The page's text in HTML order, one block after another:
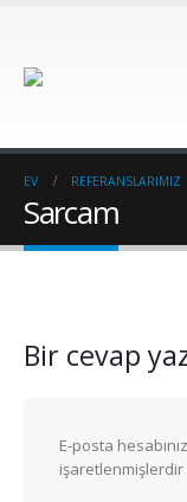
EV REFERANSLARIMIZ
Sarcam
Bir cevap
E-posta
işaretlenmişlerdir